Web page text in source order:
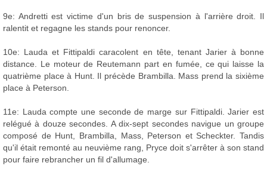
9e: Andretti est victime d'un bris de suspension à l'arrière droit. Il
ralentit et regagne les stands pour renoncer.
10e: Lauda et Fittipaldi caracolent en tête, tenant Jarier à bonne
distance. Le moteur de Reutemann part en fumée, ce qui laisse la
quatrième place à Hunt. Il précède Brambilla. Mass prend la sixième
place à Peterson.
11e: Lauda compte une seconde de marge sur Fittipaldi. Jarier est
relégué à douze secondes. A dix-sept secondes navigue un groupe
composé de Hunt, Brambilla, Mass, Peterson et Scheckter. Tandis
qu'il était remonté au neuvième rang, Pryce doit s'arrêter à son stand
pour faire rebrancher un fil d'allumage.